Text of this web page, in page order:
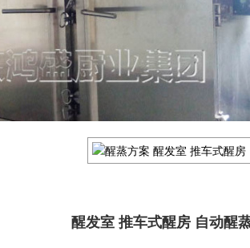
醒发室 推车式醒房 自动醒